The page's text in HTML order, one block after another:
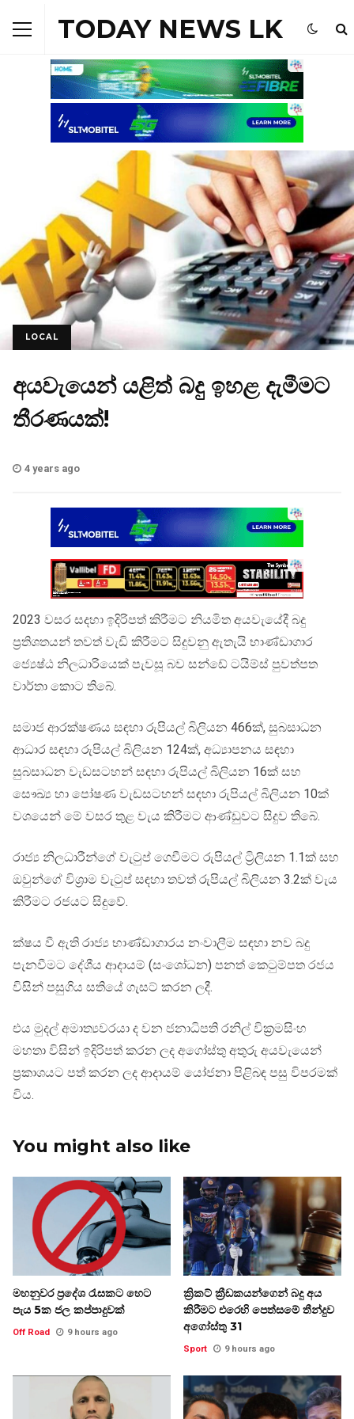
TODAY NEWS LK
LOCAL
අයවැයෙන් යළිත් බදු ඉහළ දැමීමට
තීරණයක්!
4 years ago
2023 වසර සදහා ඉදිරිපත් කිරීමට නියමිත අයවැයේදී බදු
ප්‍රතිශතයන් තවත් වැඩි කිරීමට සිදුවනු ඇතැයි භාණ්ඩාගාර
ජ්‍යෙෂ්ඨ නිලධාරියෙක් පැවසූ බව සන්ඩේ ටයිම්ස් පුවත්පත
වාර්තා කොට තිබේ.
සමාජ ආරක්ෂණය සඳහා රුපියල් බිලියන 466ක්, සුබසාධන
ආධාර සඳහා රුපියල් බිලියන 124ක්, අධ්‍යාපනය සඳහා
සුබසාධන වැඩසටහන් සඳහා රුපියල් බිලියන 16ක් සහ
සෞඛ්‍ය හා පෝෂණ වැඩසටහන් සඳහා රුපියල් බිලියන 10ක්
වශයෙන් මේ වසර තුළ වැය කිරීමට ආණ්ඩුවට සිදුව තිබේ.
රාජ්‍ය නිලධාරීන්ගේ වැටුප් ගෙවීමට රුපියල් ට්‍රිලියන 1.1ක් සහ
ඔවුන්ගේ විශ්‍රාම වැටුප් සඳහා තවත් රුපියල් බිලියන 3.2ක් වැය
කිරීමට රජයට සිදුවේ.
ක්ෂය වී ඇති රාජ්‍ය භාණ්ඩාගාරය නංවාලීම සඳහා නව බදු
පැනවීමට දේශීය ආදායම් (සංශෝධන) පනත් කෙටුම්පත රජය
විසින් පසුගිය සතියේ ගැසට් කරන ලදී.
එය මුදල් අමාත්‍යවරයා ද වන ජනාධිපති රනිල් වික්‍රමසිංහ
මහතා විසින් ඉදිරිපත් කරන ලද අගෝස්තු අතුරු අයවැයෙන්
ප්‍රකාශයට පත් කරන ලද ආදායම් යෝජනා පිළිබඳ පසු විපරමක්
විය.
You might also like
මහනුවර ප්‍රදේශ රැසකට හෙට
පැය 5ක ජල කප්පාදුවක්
Off Road 9 hours ago
ක්‍රිකට් ක්‍රීඩකයන්ගෙන් බදු අය
කිරීමට එරෙහි පෙත්සමේ තීන්දුව
අගෝස්තු 31
Sport 9 hours ago